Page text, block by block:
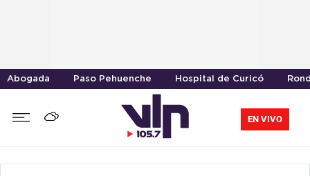
Abogada Paso Pehuenche Hospital de Curicó
EN VIVO